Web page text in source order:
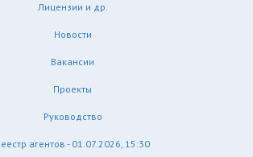
Лицензии и др.
Новости
Вакансии
Проекты
Руководство
агентов - 01.07.2026, 15:30